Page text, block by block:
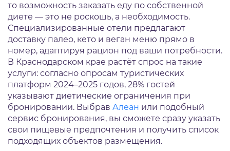
то возможность заказать еду по собственной
диете — это не роскошь, а необходимость.
Специализированные отели предлагают
доставку палео, кето и веган меню прямо в
номер, адаптируя рацион под ваши потребности.
В Краснодарском крае растёт спрос на такие
услуги: согласно опросам туристических
платформ 2024–2025 годов, 28% гостей
указывают диетические ограничения при
бронировании. Выбрав Алеан или подобный
сервис бронирования, вы сможете сразу указать
свои пищевые предпочтения и получить список
подходящих объектов размещения.